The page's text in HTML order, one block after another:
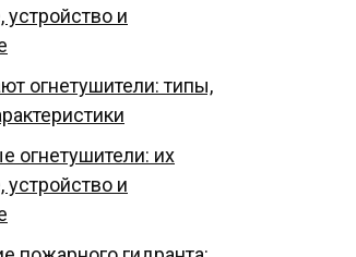
устройство и
огнетушители: типы,
огнетушители: их
устройство и